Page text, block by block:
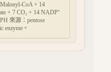
CoA + 14
+ 7 CO₂ + 14 NADP⁺
來源：pentose
enzyme。